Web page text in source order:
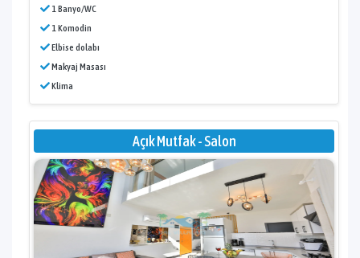
1 Banyo/WC
1 Komodin
Elbise dolabı
Makyaj Masası
Klima
Açık Mutfak - Salon